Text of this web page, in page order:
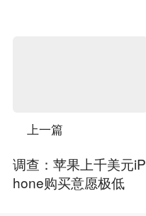
上一篇
调查：苹果上千美元iP
hone购买意愿极低